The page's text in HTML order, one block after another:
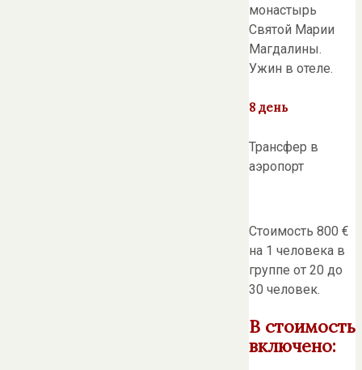
монастырь
Святой Марии
Магдалины.
Ужин в отеле.
8 день
Трансфер в
аэропорт
Стоимость 800 €
на 1 человека в
группе от 20 до
30 человек.
В стоимость
включено: